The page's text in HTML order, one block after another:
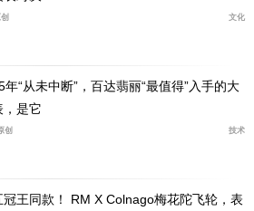
文化
年“从未中断”，百达翡丽“最值得”入手的大
，是它
创 技术
冠王同款！ RM X Colnago梅花陀飞轮，表